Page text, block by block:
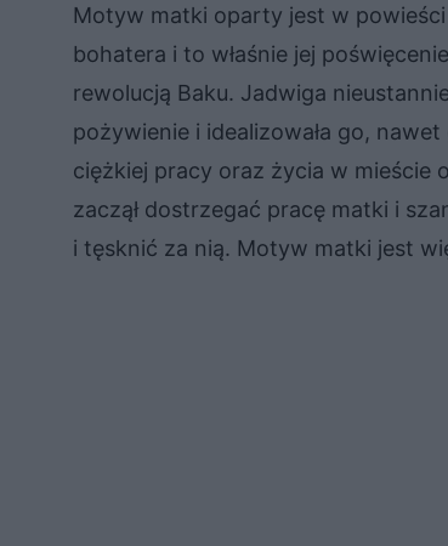
Motyw matki oparty jest w
bohatera i to właśnie jej
rewolucją Baku. Jadwiga
pożywienie i idealizowała go,
ciężkiej pracy oraz życia w mieście
zaczął dostrzegać pracę matki i
i tęsknić za nią. Motyw matki jest